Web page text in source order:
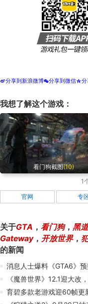
t分享到新浪微博w分享到微信z分
我想了解这个游戏：
看门狗截图(10)
1
官网 专
关于GTA ， 看门狗， 黑
Gateway， 开放世界，
的新闻
消息人士爆料《GTA6》
《魔兽世界》12.1迎大改
育碧多款老游戏迎60帧更